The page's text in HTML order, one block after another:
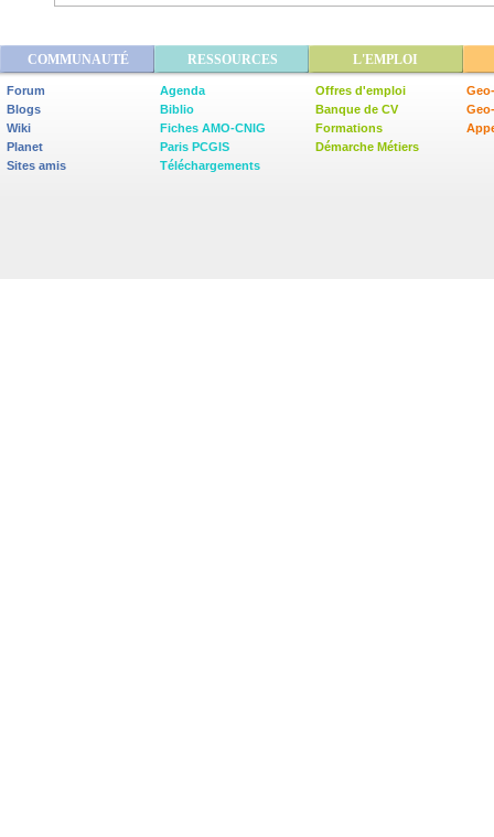
COMMUNAUTÉ RESSOURCES L'EMPLOI
Forum
Blogs
Wiki
Planet
Sites amis
Agenda
Biblio
Fiches AMO-CNIG
Paris PCGIS
Téléchargements
Offres d'emploi
Banque de CV
Formations
Démarche Métiers